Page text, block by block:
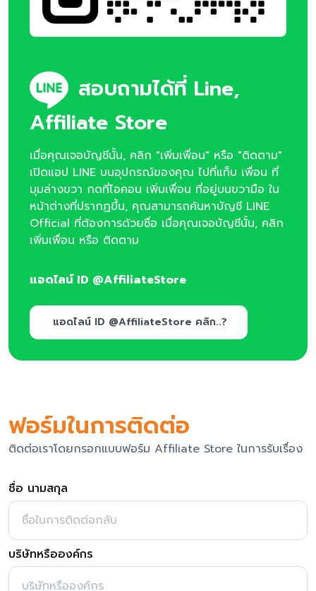
สอบถามได้ที่ Line,
Affiliate Store
เมื่อคุณเจอบัญชีนั้น, คลิก "เพิ่มเพื่อน" หรือ "ติดตาม"
เปิดแอป LINE บนอุปกรณ์ของคุณ ไปที่แท็บ เพื่อน ที่
มุมล่างขวา กดที่ไอคอน เพิ่มเพื่อน ที่อยู่บนขวามือ ใน
หน้าต่างที่ปรากฏขึ้น, คุณสามารถค้นหาบัญชี LINE
Official ที่ต้องการด้วยชื่อ เมื่อคุณเจอบัญชีนั้น, คลิก
เพิ่มเพื่อน หรือ ติดตาม
แอดไลน์ ID @AffiliateStore
แอดไลน์ ID @AffiliateStore คลิก..?
ฟอร์มในการติดต่อ
ติดต่อเราโดยกรอกแบบฟอร์ม Affiliate Store ในการรับเรื่อง
ชื่อ นามสกุล
บริษัทหรือองค์กร